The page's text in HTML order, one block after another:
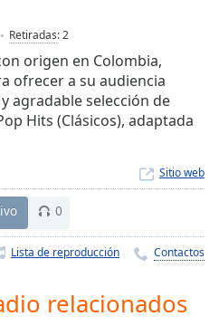
Retiradas:2
origen en Colombia,
ofrecer a su audiencia
agradable selección de
Hits (Clásicos), adaptada
Sitio web
0
Lista de reproducción Contactos
relacionados